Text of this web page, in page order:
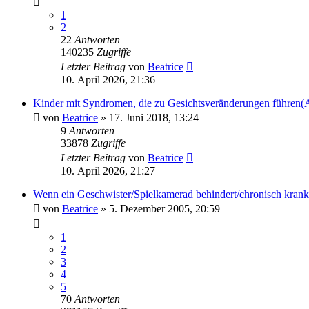
1
2
22 Antworten
140235 Zugriffe
Letzter Beitrag von Beatrice
10. April 2026, 21:36
Kinder mit Syndromen, die zu Gesichtsveränderungen
von Beatrice » 17. Juni 2018, 13:24
9 Antworten
33878 Zugriffe
Letzter Beitrag von Beatrice
10. April 2026, 21:27
Wenn ein Geschwister/Spielkamerad behindert/chronisch
von Beatrice » 5. Dezember 2005, 20:59
1
2
3
4
5
70 Antworten